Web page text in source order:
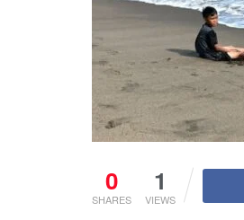
0
SHARES
1
VIEWS